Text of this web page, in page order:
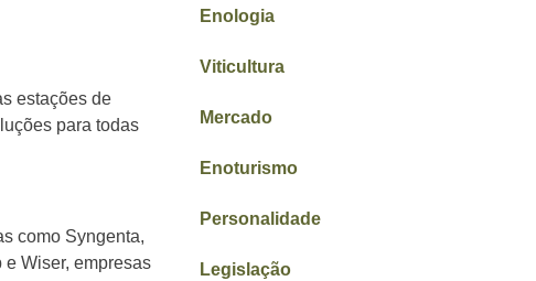
estações de
para todas
como Syngenta,
Wiser, empresas
Enologia
Viticultura
Mercado
Enoturismo
Personalidade
Legislação